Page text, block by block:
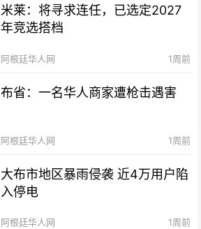
米莱：将寻求连任，已选定2027
年竞选搭档
阿根廷华人网 1周前
布省：一名华人商家遭枪击遇害
阿根廷华人网 1周前
大布市地区暴雨侵袭 近4万用户陷
入停电
阿根廷华人网 1周前